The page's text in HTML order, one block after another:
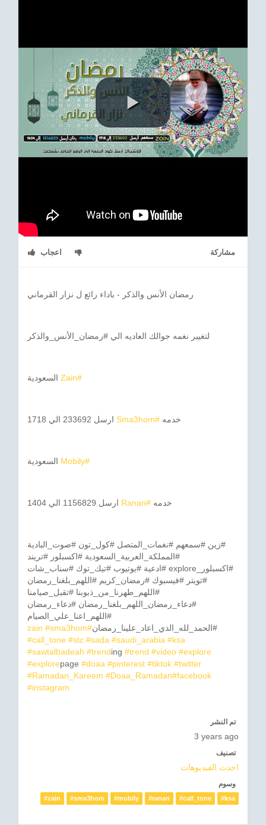
رياضي
Sudani tones
اعجاب مشاركة
رمضان الأنس والذكر - باداء رائع ل نزار القرماني
لتغيير نغمه جوالك العاديه الي #رمضان_الأنس_والذكر
#Zain السعودية
خدمه #Sma3hom ارسل 233692 الي 1718
#Mobily السعودية
خدمه #Ranan ارسل 1156829 الي 1404
#زين #سمعهم #نغمات_المتصل #كول_تون #صوت_البادية
#المملكة_العربية_السعودية #اكسبلور #تريند
#اكسبلور_explore #ادعية #يوتيوب #تيك_توك #سناب_شات
#تويتر #فيسبوك #رمضان_كريم #اللهم_بلغنا_رمضان
#اللهم_طهرنا_من_ذبوبنا #تقبل_صيامنا
#دعاء_رمضان_اللهم_بلغنا_رمضان #دعاء_رمضان
#اللهم_اعنا_علي_الصيام
#الحمد_لله_الذي_اعاد_علينا_رمضان#zain
#sma3hom
#call_tone #stc #sada #saudi_arabia #ksa
#sawtalbadeah #trending #trend #video #explore
#explorepage #doaa #pinterest #tiktok #twitter
#Ramadan_Kareem #Doaa_Ramadan#facebook
#instagram
تم النشر
3 years ago
تصنيف
احدث الفيديوهات
وسوم
#zain #sma3hom #mobily #ranan #call_tone #ksa